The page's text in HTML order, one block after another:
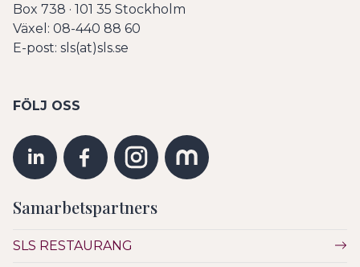
Box 738 · 101 35 Stockholm
Växel: 08-440 88 60
E-post: sls(at)sls.se
FÖLJ OSS
Samarbetspartners
SLS RESTAURANG